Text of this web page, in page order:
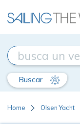
Buscar
Home Olsen Yacht